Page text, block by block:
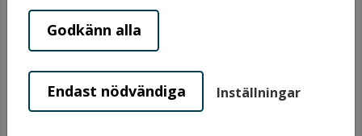
Blidsberg är ett charmigt och
naturnära samhälle i Ulricehamns
Godkänn alla
Endast nödvändiga Inställningar